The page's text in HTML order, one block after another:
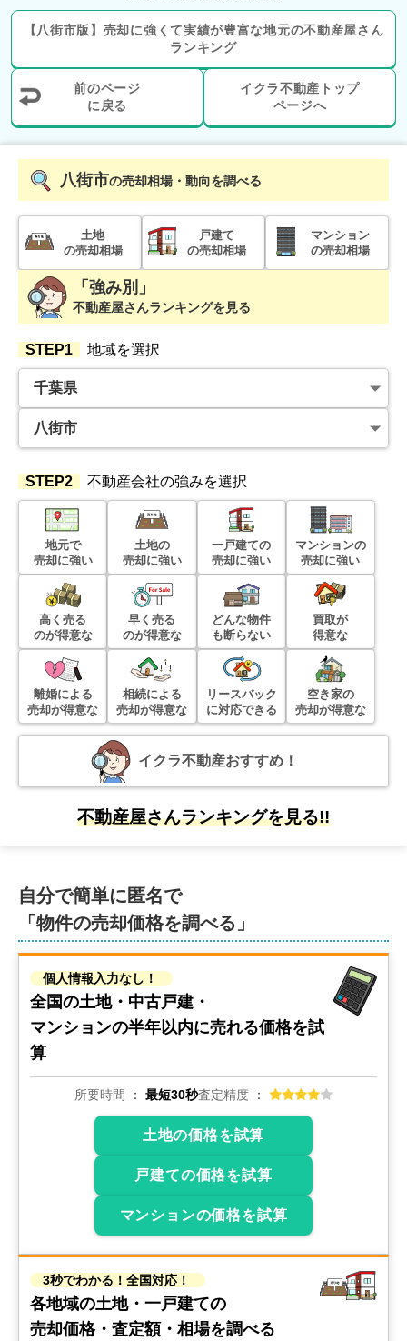
【 八街市版】 売却に強くて実績が豊富な地元の不動産屋さん
ランキング
前のページ
に戻る
イクラ不動産トップ
ページへ
八街市の売却相場・動向を調べる
土地
の売却相場
戸建て
の売却相場
マンション
の売却相場
「強み別」
不動産屋さんランキングを見る
STEP1 地域を選択
STEP2 不動産会社の強みを選択
地元で
売却に強い
土地の
売却に強い
一戸建ての
売却に強い
マンションの
売却に強い
高く売る
のが得意な
早く売る
のが得意な
どんな物件
も断らない
買取が
得意な
離婚による
売却が得意な
相続による
売却が得意な
リースバック
に対応できる
空き家の
売却が得意な
イクラ不動産おすすめ！
不動産屋さんランキングを見る!!
自分で簡単に匿名で
「物件の売却価格を調べる」
個人情報入力なし！
全国の土地・中古戸建・
マンションの半年以内に売れる価格を試
算
所要時間 最短30秒査定精度
土地の価格を試算
戸建ての価格を試算
マンションの価格を試算
3秒でわかる！全国対応！
各地域の土地・一戸建ての
売却価格・査定額・相場を調べる